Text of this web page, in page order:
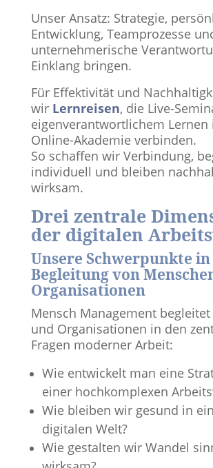
Unser Ansatz: Strategie,
Entwicklung, Teamprozesse
unternehmerische
Einklang bringen.
Für Effektivität und
wir Lernreisen, die Live-
eigenverantwortlichem Lernen
Online-Akademie verbinden.
So schaffen wir Verbindung,
individuell und bleiben
wirksam.
Drei zentrale
der digitalen
Unsere Schwerpunkte
Begleitung von
Organisationen
Mensch Management
und Organisationen in den
Fragen moderner Arbeit:
Wie entwickelt man eine
einer hochkomplexen
Wie bleiben wir gesund in
digitalen Welt?
Wie gestalten wir Wandel